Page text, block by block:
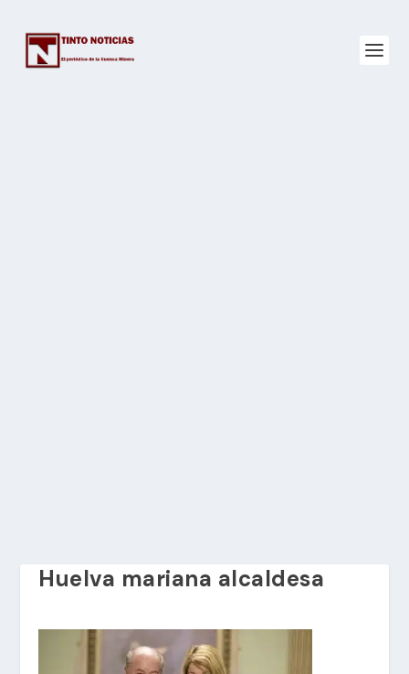
Huelva mariana alcaldesa